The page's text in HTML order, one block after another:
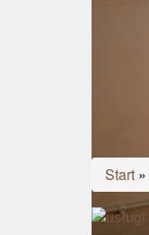
Start »